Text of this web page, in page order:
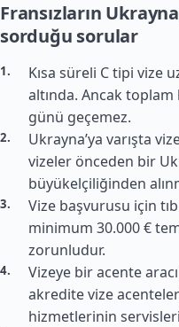
Fransızların
sorduğu sorular
Kısa süreli C tipi vize
altında. Ancak toplam
günü geçemez.
Ukrayna’ya varışta
vizeler önceden bir
büyükelçiliğinden
Vize başvurusu için
minimum 30.000 €
zorunludur.
Vizeye bir acente
akredite vize
hizmetlerinin